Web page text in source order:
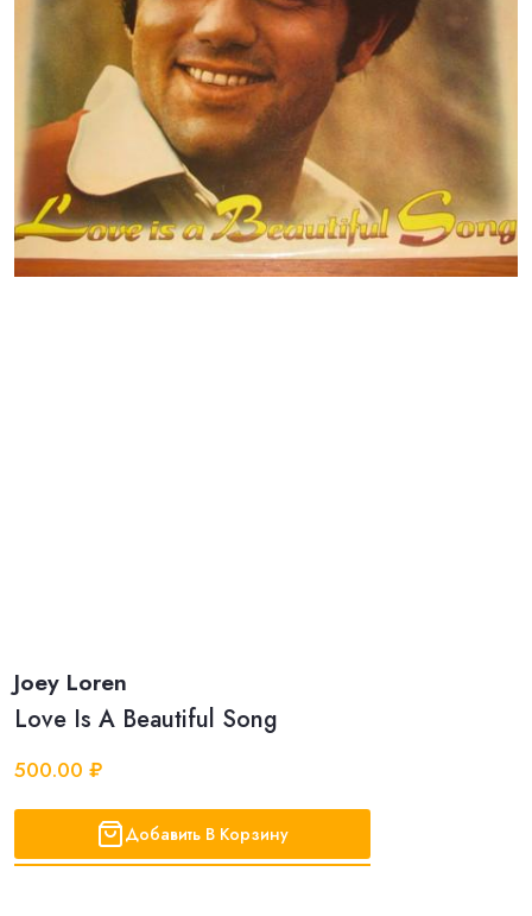
Joey Loren
Love Is A Beautiful Song
500.00 ₽
Добавить В Корзину